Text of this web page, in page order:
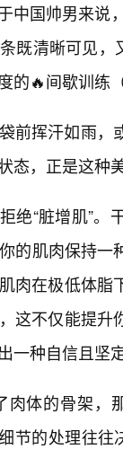
中国帅男来说
既清晰可见
的🔥间歇训练
前挥汗如雨，
态，正是这种
绝“脏增肌”
的肌肉保持一
肉在极低体
这不仅能提
一种自信且坚
肉体的骨架，
节的处理往